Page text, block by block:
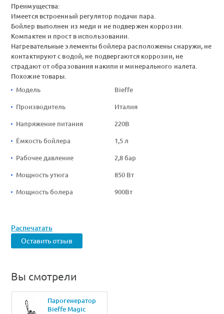
Преимущества:
Имеется встроенный регулятор подачи пара.
Бойлер выполнен из меди и не подвержен коррозии.
Компактен и прост в использовании.
Нагревательные элементы бойлера расположены снаружи, не
контактируют с водой, не подвергаются коррозии, не
страдают от образования накипи и минерального налета.
Похожие товары.
Модель
Bieffe
Производитель Италия
Напряжение питания 220В
Ёмкость бойлера 1,5 л
Рабочее давление 2,8 бар
Мощность утюга 850 Вт
Мощность болера 900Вт
Распечатать
Оставить отзыв
Вы смотрели
Парогенератор
Bieffe Magic